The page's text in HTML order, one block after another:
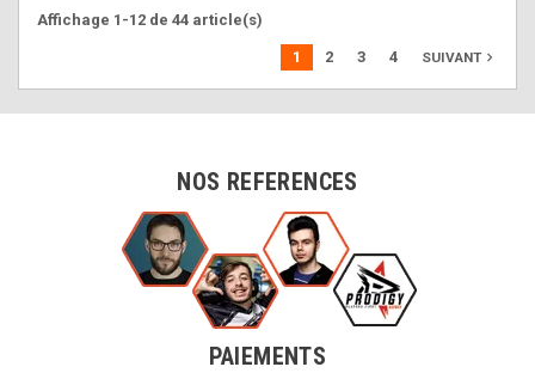
Affichage 1-12 de 44 article(s)
1 2 3 4 SUIVANTnavigate_next
NOS REFERENCES
PAIEMENTS